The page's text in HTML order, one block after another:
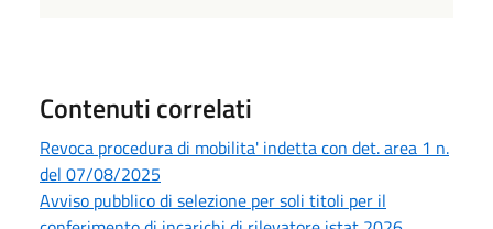
Contenuti correlati
Revoca procedura di mobilita' indetta con det. area 1 n.
del 07/08/2025
Avviso pubblico di selezione per soli titoli per il